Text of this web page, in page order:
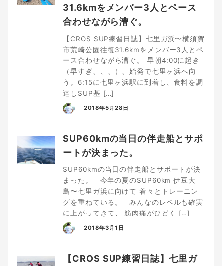
31.6kmをメンバー3人とペース
合わせながら漕ぐ。
【CROS SUP練習日誌】七里ガ浜〜横須賀
市荒崎公園往復31.6kmをメンバー3人とペ
ース合わせながら漕ぐ。 早朝4:00に起き
（早すぎ、、、）、始発で七里ヶ浜へ向
う。6:15に七里ヶ浜駅に到着し、食料を調
達しSUP基 […]
2018年5月28日
SUP60kmの当日の伴走船とサポ
ートが決まった。
SUP60kmの当日の伴走船とサポートが決
まった。 今年の夏のSUP60km 伊豆大
島〜七里ガ浜に向けて 着々とトレーニン
グを重ねている。 みんなのレベルも確実
に上がってきて、 筋肉痛がひどく […]
2018年3月1日
【CROS SUP練習日誌】七里ガ